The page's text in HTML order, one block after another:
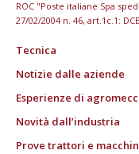
ROC "Poste italiane Spa
27/02/2004 n. 46, art.1c.1:
Tecnica
Notizie dalle aziende
Esperienze di
Novità dall’industria
Prove trattori e